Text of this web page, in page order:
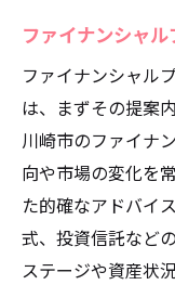
ファイナンシャ
ファイナンシャル
は、まずその提案
川崎市のファイナ
向や市場の変化を
た的確なアドバイ
式、投資信託など
ステージや資産状